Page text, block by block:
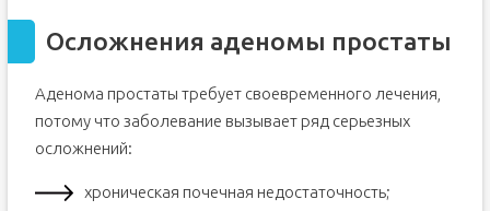
Осложнения аденомы простаты
Аденома простаты требует своевременного лечения,
потому что заболевание вызывает ряд серьезных
осложнений:
хроническая почечная недостаточность;